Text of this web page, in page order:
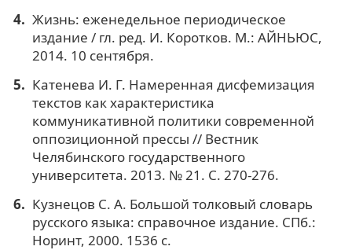
Жизнь: еженедельное периодическое
издание / гл. ред. И. Коротков. М.: АЙНЬЮС,
2014. 10 сентября.
Катенева И. Г. Намеренная дисфемизация
текстов как характеристика
коммуникативной политики современной
оппозиционной прессы // Вестник
Челябинского государственного
университета. 2013. № 21. С. 270-276.
Кузнецов С. А. Большой толковый словарь
русского языка: справочное издание. СПб.:
Норинт, 2000. 1536 с.